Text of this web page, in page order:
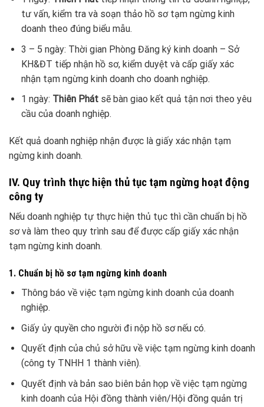
tư vấn, kiểm tra và soạn thảo hồ sơ tạm ngừng kinh
doanh theo đúng biểu mẫu.
3 – 5 ngày: Thời gian Phòng Đăng ký kinh doanh – Sở
KH&ĐT tiếp nhận hồ sơ, kiểm duyệt và cấp giấy xác
nhận tạm ngừng kinh doanh cho doanh nghiệp.
1 ngày: Thiên Phátsẽ bàn giao kết quả tận nơi theo yêu
cầu của doanh nghiệp.
Kết quả doanh nghiệp nhận được là giấy xác nhận tạm
ngừng kinh doanh.
IV. Quy trình thực hiện thủ tục tạm ngừng hoạt động
công ty
Nếu doanh nghiệp tự thực hiện thủ tục thì cần chuẩn bị hồ
sơ và làm theo quy trình sau để được cấp giấy xác nhận
tạm ngừng kinh doanh.
1. Chuẩn bị hồ sơ tạm ngừng kinh doanh
Thông báo về việc tạm ngừng kinh doanh của doanh
nghiệp.
Giấy ủy quyền cho người đi nộp hồ sơ nếu có.
Quyết định của chủ sở hữu về việc tạm ngừng kinh doanh
(công ty TNHH 1 thành viên).
Quyết định và bản sao biên bản họp về việc tạm ngừng
kinh doanh của Hội đồng thành viên/Hội đồng quản trị